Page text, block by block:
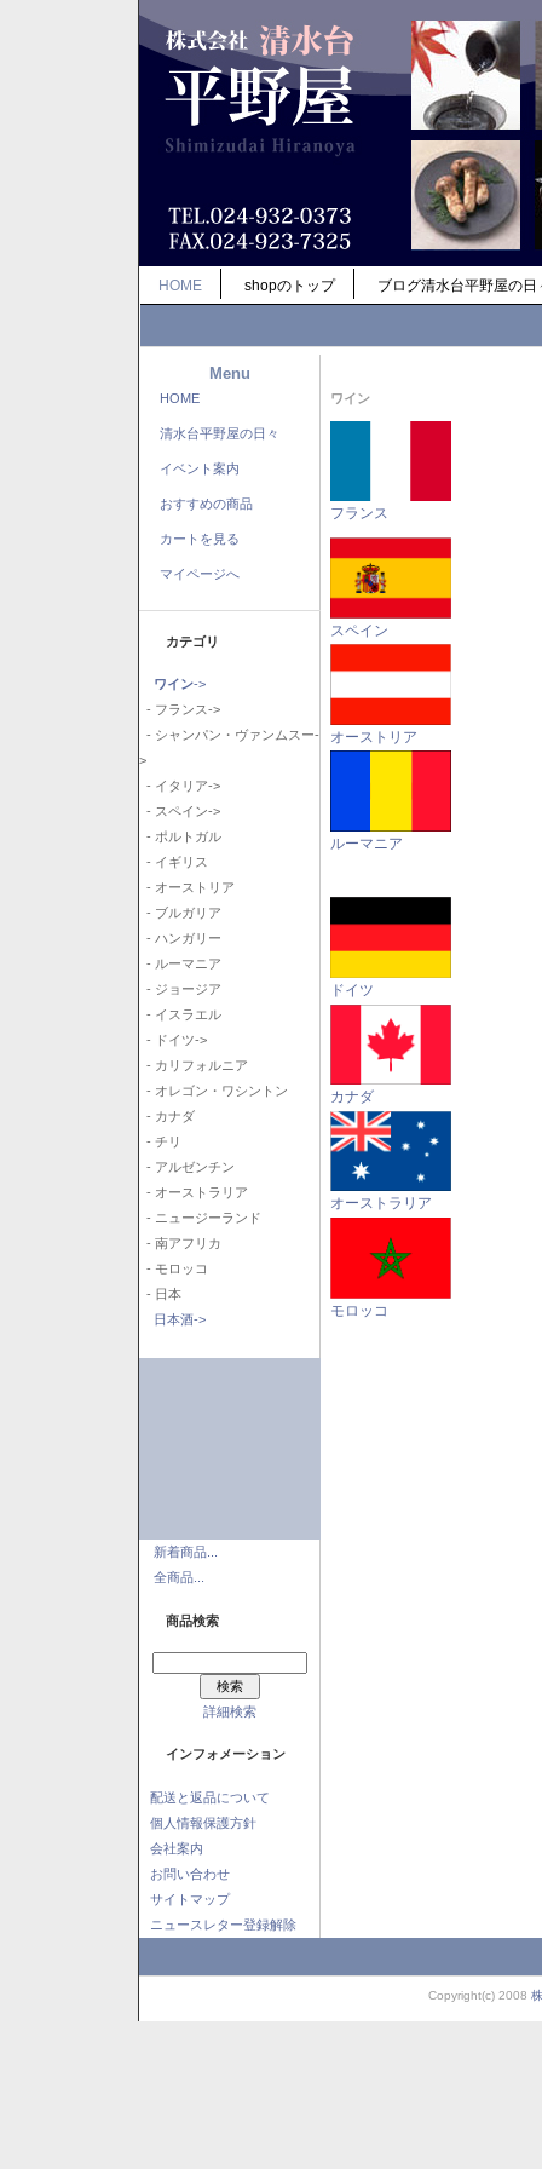
HOME shopのトップ ブログ清水台平野屋の日
Menu
HOME
清水台平野屋の日々
イベント案内
おすすめの商品
カートを見る
マイページへ
カテゴリ
ワイン->
- フランス->
- シャンパン・ヴァンムスー-
>
- イタリア->
- スペイン->
- ポルトガル
- イギリス
- オーストリア
- ブルガリア
- ハンガリー
- ルーマニア
- ジョージア
- イスラエル
- ドイツ->
- カリフォルニア
- オレゴン・ワシントン
- カナダ
- チリ
- アルゼンチン
- オーストラリア
- ニュージーランド
- 南アフリカ
- モロッコ
- 日本
日本酒->
新着商品...
全商品...
商品検索
詳細検索
インフォメーション
配送と返品について
個人情報保護方針
会社案内
お問い合わせ
サイトマップ
ニュースレター登録解除
ワイン
フランス
スペイン
オーストリア
ルーマニア
ドイツ
カナダ
オーストラリア
モロッコ
Copyright(c) 2008